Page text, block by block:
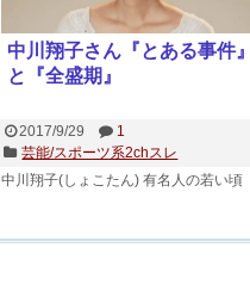
中川翔子さん『とある事件』
と『全盛期』
2017/9/29
1
芸能/スポーツ系2chスレ
中川翔子(しょこたん) 有名人の若い頃